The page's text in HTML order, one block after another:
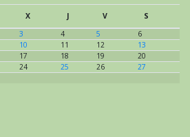
X J V
S
3 4 5
6
10 11 12
13
17 18 19
20
24 25 26
27